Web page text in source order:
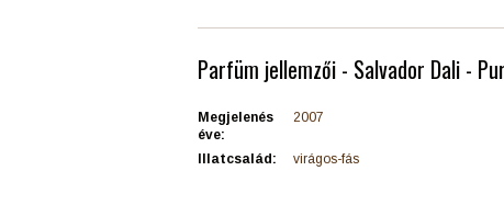
Parfüm jellemzői - Salvador Dali -
Megjelenés
éve:
2007
Illatcsalád: virágos-fás